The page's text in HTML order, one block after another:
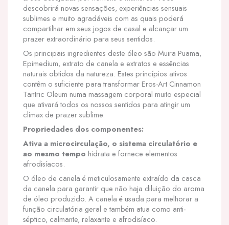
descobrirá novas sensações, experiências sensuais
sublimes e muito agradáveis com as quais poderá
compartilhar em seus jogos de casal e alcançar um
prazer extraordinário para seus sentidos.
Os principais ingredientes deste óleo são Muira Puama,
Epimedium, extrato de canela e extratos e essências
naturais obtidos da natureza. Estes princípios ativos
contêm o suficiente para transformar Eros-Art Cinnamon
Tantric Oleum numa massagem corporal muito especial
que ativará todos os nossos sentidos para atingir um
clímax de prazer sublime.
Propriedades dos componentes:
Ativa a microcirculação, o sistema circulatório e
ao mesmo tempo hidrata e fornece elementos
afrodisíacos.
O óleo de canela é meticulosamente extraído da casca
da canela para garantir que não haja diluição do aroma
de óleo produzido. A canela é usada para melhorar a
função circulatória geral e também atua como anti-
séptico, calmante, relaxante e afrodisíaco.